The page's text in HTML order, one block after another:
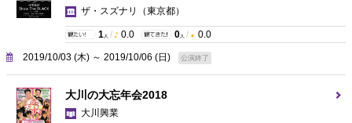
ザ・スズナリ
（東京都）
1 人 / 0.0 0 人 / 0.0
2019/10/03 (木) ～ 2019/10/06 (日) 公演終了
大川の大忘年会2018
大川興業